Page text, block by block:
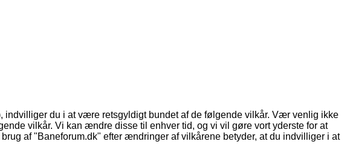
indvilliger du i at være retsgyldigt bundet af de følgende vilkår. Vær venlig ikke
vilkår. Vi kan ændre disse til enhver tid, og vi vil gøre vort yderste for at
af "Baneforum.dk" efter ændringer af vilkårene betyder, at du indvilliger i at